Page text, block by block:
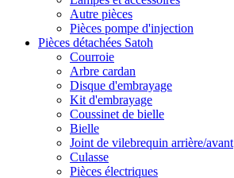
Autre pièces
Pièces pompe d'injection
Pièces détachées Satoh
Courroie
Arbre cardan
Disque d'embrayage
Kit d'embrayage
Coussinet de bielle
Bielle
Joint de vilebrequin arrière/avant
Culasse
Pièces électriques